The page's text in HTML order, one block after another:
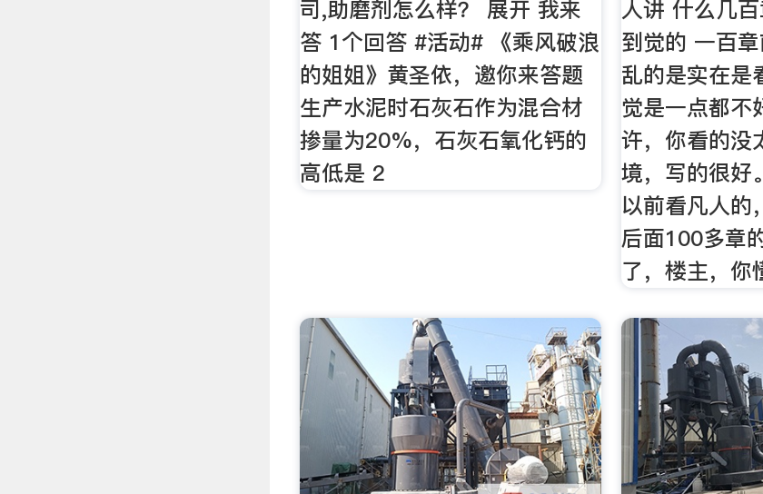
司,助磨剂怎么样？ 展开 我来
答 1个回答 #活动# 《乘风破浪
的姐姐》黄圣依，邀你来答题
生产水泥时石灰石作为混合材
掺量为20%，石灰石氧化钙的
高低是 2
人讲 什么几
到觉的 一百
乱的是实在是
觉是一点都不
许，你看的没
境，写的很好
以前看凡人的
后面100多章
了，楼主，你